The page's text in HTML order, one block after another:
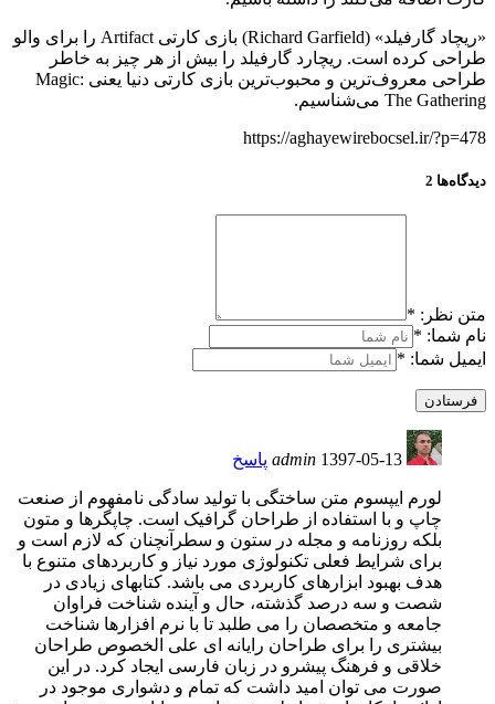
«ریچاد گارفیلد» (Richard Garfield) بازی کارتی Artifact را برای والو
طراحی کرده است. ریچارد گارفیلد را بیش از هر چیز به خاطر
طراحی معروف‌ترین و محبوب‌ترین بازی کارتی دنیا یعنی Magic:
The Gathering می‌شناسیم.
https://aghayewirebocsel.ir/?p=478
دیدگاه‌ها 2
متن نظر: *
نام شما: *
ایمیل شما: *
admin 1397-05-13 پاسخ
لورم ایپسوم متن ساختگی با تولید سادگی نامفهوم از صنعت
چاپ و با استفاده از طراحان گرافیک است. چاپگرها و متون
بلکه روزنامه و مجله در ستون و سطرآنچنان که لازم است و
برای شرایط فعلی تکنولوژی مورد نیاز و کاربردهای متنوع با
هدف بهبود ابزارهای کاربردی می باشد. کتابهای زیادی در
شصت و سه درصد گذشته، حال و آینده شناخت فراوان
جامعه و متخصصان را می طلبد تا با نرم افزارها شناخت
بیشتری را برای طراحان رایانه ای علی الخصوص طراحان
خلاقی و فرهنگ پیشرو در زبان فارسی ایجاد کرد. در این
صورت می توان امید داشت که تمام و دشواری موجود در